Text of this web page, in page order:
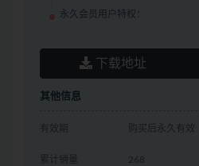
永久会员用户特权：
下载地址
其他信息
有效期 购买后永久有效
累计销量 268